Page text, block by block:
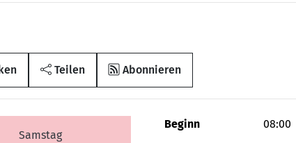
Teilen Abonnieren
Samstag
Beginn 08:00